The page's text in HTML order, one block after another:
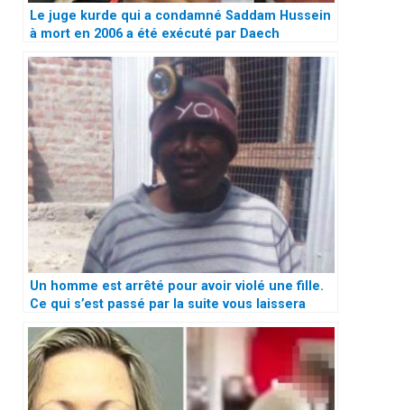
Le juge kurde qui a condamné Saddam Hussein
à mort en 2006 a été exécuté par Daech
Un homme est arrêté pour avoir violé une fille.
Ce qui s’est passé par la suite vous laissera